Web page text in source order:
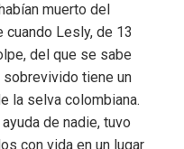
muerto del
cuando Lesly, de 13
del que se sabe
sobrevivido tiene un
la selva colombiana.
de nadie, tuvo
con vida en un lugar